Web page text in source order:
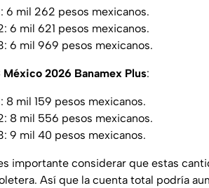
6 mil 262 pesos mexicanos.
6 mil 621 pesos mexicanos.
6 mil 969 pesos mexicanos.
México 2026 Banamex Plus:
8 mil 159 pesos mexicanos.
8 mil 556 pesos mexicanos.
9 mil 40 pesos mexicanos.
importante considerar que estas
Así que la cuenta total podría